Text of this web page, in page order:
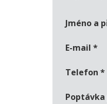
Jméno a
E-mail *
Telefon *